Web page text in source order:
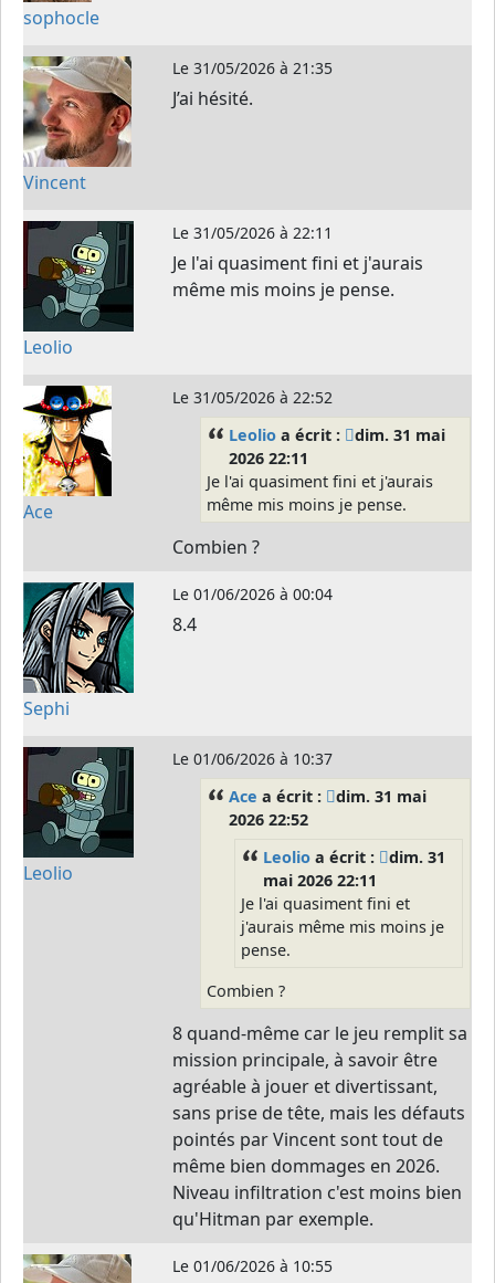
sophocle
Vincent
Le31/05/2026 à 21:35
J’ai hésité.
Leolio
Le31/05/2026 à 22:11
Je l'ai quasiment fini et j'aurais
même mis moins je pense.
Ace
Le31/05/2026 à 22:52
Leolio a écrit :
dim. 31 mai
2026 22:11
Je l'ai quasiment fini et j'aurais
même mis moins je pense.
Combien ?
Sephi
Le01/06/2026 à 00:04
8.4
Leolio
Le01/06/2026 à 10:37
Ace a écrit :
dim. 31 mai
2026 22:52
Leolio a écrit :
dim. 31
mai 2026 22:11
Je l'ai quasiment fini et
j'aurais même mis moins je
pense.
Combien ?
8 quand-même car le jeu remplit sa
mission principale, à savoir être
agréable à jouer et divertissant,
sans prise de tête, mais les défauts
pointés par Vincent sont tout de
même bien dommages en 2026.
Niveau infiltration c'est moins bien
qu'Hitman par exemple.
Le01/06/2026 à 10:55